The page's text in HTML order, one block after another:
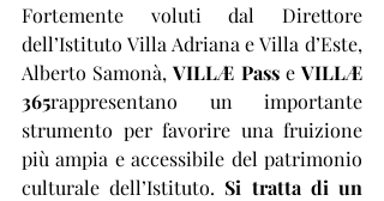
Fortemente voluti dal Direttore
dell’Istituto Villa Adriana e Villa d’Este,
Alberto Samonà, VILLÆ Pass e VILLÆ
365rappresentano un importante
strumento per favorire una fruizione
più ampia e accessibile del patrimonio
culturale dell’Istituto. Si tratta di un